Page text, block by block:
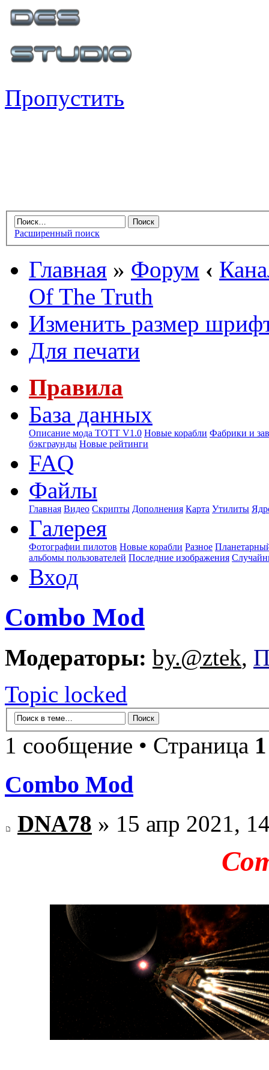
Пропустить
Расширенный поиск
Главная » Форум ‹
Of The Truth
Изменить размер
Для печати
Правила
База данных
Описание мода ТОТТ V1.0 Новые корабли Фабрики и
бэкграунды Новые рейтинги
FAQ
Файлы
Главная Видео Скрипты Дополнения Карта Утилиты
Галерея
Фотографии пилотов Новые корабли Разное
альбомы пользователей Последние изображения
Вход
Combo Mod
Модераторы: by.@ztek,
Topic locked
1 сообщение • Страница 1
Combo Mod
DNA78 » 15 апр 2021,